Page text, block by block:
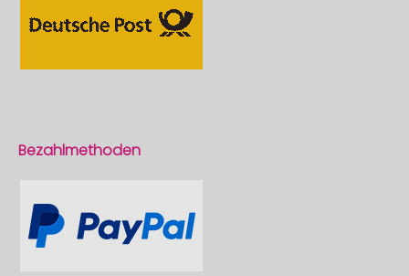
Bezahlmethoden